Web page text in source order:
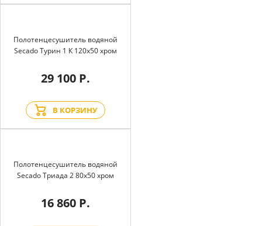
Полотенцесушитель водяной
Secado Турин 1 К 120x50 хром
29 100 Р.
В КОРЗИНУ
Полотенцесушитель водяной
Secado Триада 2 80x50 хром
16 860 Р.